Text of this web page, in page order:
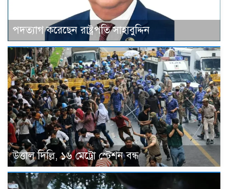
পদত্যাগ করেছেন রাষ্ট্রপতি সাহাবুদ্দিন
উত্তাল দিল্লি, ১৬ মেট্রো স্টেশন বন্ধ